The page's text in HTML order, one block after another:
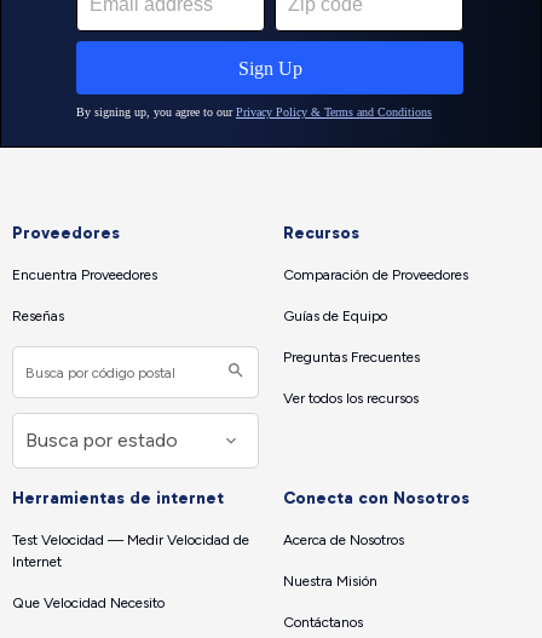
Proveedores
Encuentra Proveedores
Reseñas
Recursos
Comparación de Proveedores
Guías de Equipo
Preguntas Frecuentes
Ver todos los recursos
Herramientas de internet
Test Velocidad — Medir Velocidad de
Internet
Que Velocidad Necesito
Conecta con Nosotros
Acerca de Nosotros
Nuestra Misión
Contáctanos